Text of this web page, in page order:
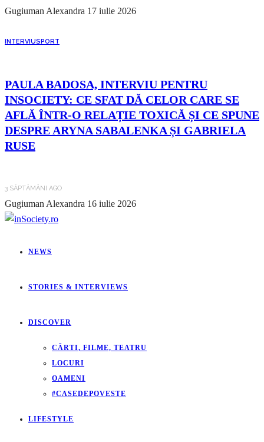
Gugiuman Alexandra 17 iulie 2026
INTERVIUSPORT
PAULA BADOSA, INTERVIU PENTRU
INSOCIETY: CE SFAT DĂ CELOR CARE SE
AFLĂ ÎNTR-O RELAȚIE TOXICĂ ȘI CE SPUNE
DESPRE ARYNA SABALENKA ȘI GABRIELA
RUSE
3 SĂPTĂMÂNI AGO
Gugiuman Alexandra 16 iulie 2026
NEWS
STORIES & INTERVIEWS
DISCOVER
CĂRTI, FILME, TEATRU
LOCURI
OAMENI
#CASEDEPOVESTE
LIFESTYLE